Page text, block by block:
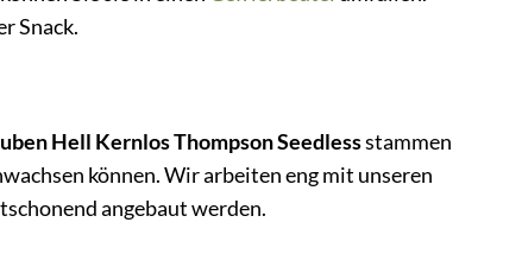
Snack.
Hell Kernlos Thompson Seedlessstammen
können. Wir arbeiten eng mit unseren
angebaut werden.